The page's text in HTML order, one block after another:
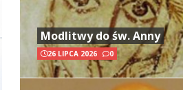
Modlitwy do św. Anny
26 LIPCA 2026 0